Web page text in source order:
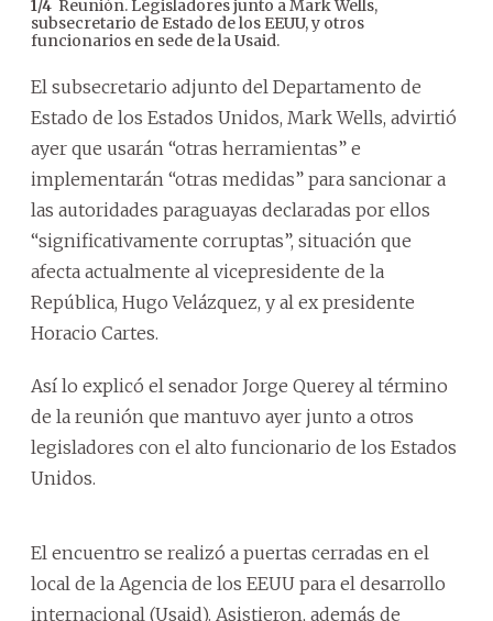
1/4 Reunión. Legisladores junto a Mark Wells,
subsecretario de Estado de los EEUU, y otros
funcionarios en sede de la Usaid.
El subsecretario adjunto del Departamento de
Estado de los Estados Unidos, Mark Wells, advirtió
ayer que usarán “otras herramientas” e
implementarán “otras medidas” para sancionar a
las autoridades paraguayas declaradas por ellos
“significativamente corruptas”, situación que
afecta actualmente al vicepresidente de la
República, Hugo Velázquez, y al ex presidente
Horacio Cartes.
Así lo explicó el senador Jorge Querey al término
de la reunión que mantuvo ayer junto a otros
legisladores con el alto funcionario de los Estados
Unidos.
El encuentro se realizó a puertas cerradas en el
local de la Agencia de los EEUU para el desarrollo
internacional (Usaid). Asistieron, además de